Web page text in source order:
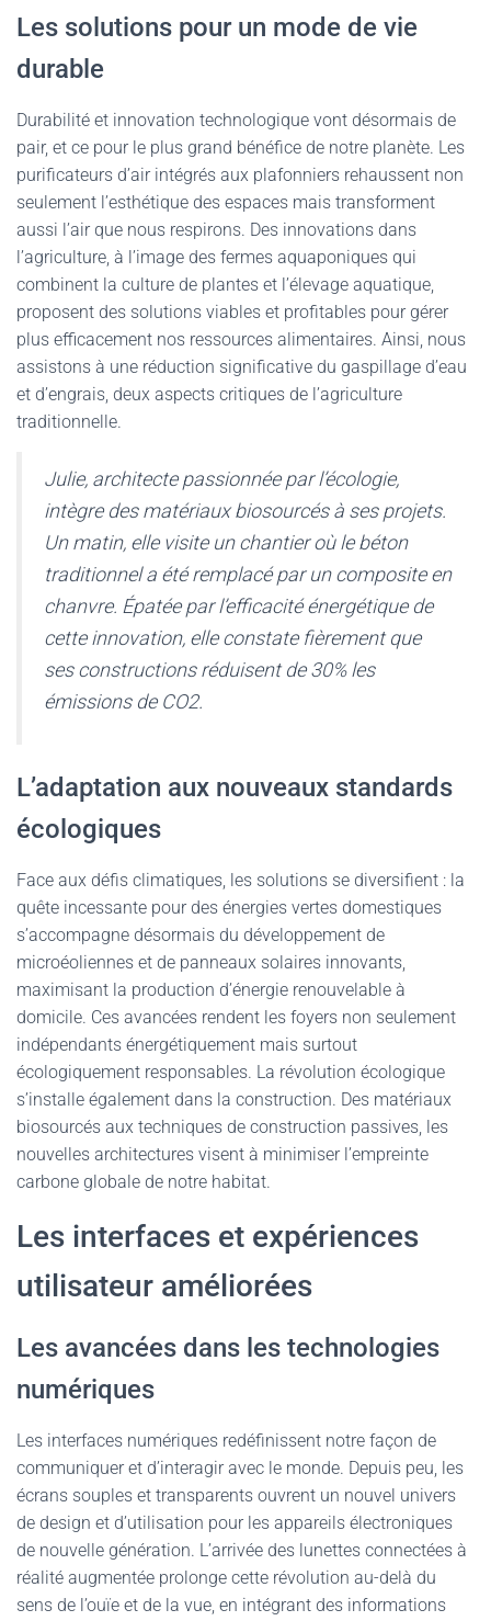
Les solutions pour un mode de vie
durable
Durabilité et innovation technologique vont désormais de
pair, et ce pour le plus grand bénéfice de notre planète. Les
purificateurs d’air intégrés aux plafonniers rehaussent non
seulement l’esthétique des espaces mais transforment
aussi l’air que nous respirons. Des innovations dans
l’agriculture, à l’image des fermes aquaponiques qui
combinent la culture de plantes et l’élevage aquatique,
proposent des solutions viables et profitables pour gérer
plus efficacement nos ressources alimentaires. Ainsi, nous
assistons à une réduction significative du gaspillage d’eau
et d’engrais, deux aspects critiques de l’agriculture
traditionnelle.
Julie, architecte passionnée par l’écologie,
intègre des matériaux biosourcés à ses projets.
Un matin, elle visite un chantier où le béton
traditionnel a été remplacé par un composite en
chanvre. Épatée par l’efficacité énergétique de
cette innovation, elle constate fièrement que
ses constructions réduisent de 30% les
émissions de CO2.
L’adaptation aux nouveaux standards
écologiques
Face aux défis climatiques, les solutions se diversifient : la
quête incessante pour des énergies vertes domestiques
s’accompagne désormais du développement de
microéoliennes et de panneaux solaires innovants,
maximisant la production d’énergie renouvelable à
domicile. Ces avancées rendent les foyers non seulement
indépendants énergétiquement mais surtout
écologiquement responsables. La révolution écologique
s’installe également dans la construction. Des matériaux
biosourcés aux techniques de construction passives, les
nouvelles architectures visent à minimiser l’empreinte
carbone globale de notre habitat.
Les interfaces et expériences
utilisateur améliorées
Les avancées dans les technologies
numériques
Les interfaces numériques redéfinissent notre façon de
communiquer et d’interagir avec le monde. Depuis peu, les
écrans souples et transparents ouvrent un nouvel univers
de design et d’utilisation pour les appareils électroniques
de nouvelle génération. L’arrivée des lunettes connectées à
réalité augmentée prolonge cette révolution au-delà du
sens de l’ouïe et de la vue, en intégrant des informations